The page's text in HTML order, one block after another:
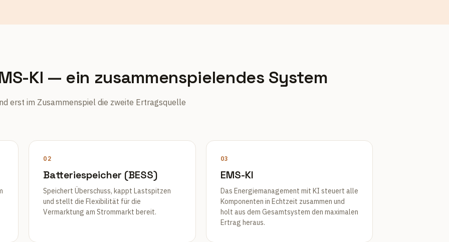
KI — ein zusammenspielendes System
erst im Zusammenspiel die zweite Ertragsquelle
02
Batteriespeicher (BESS)
Speichert Überschuss, kappt Lastspitzen
und stellt die Flexibilität für die
Vermarktung am Strommarkt bereit.
03
EMS-KI
Das Energiemanagement mit KI steuert alle
Komponenten in Echtzeit zusammen und
holt aus dem Gesamtsystem den maximalen
Ertrag heraus.